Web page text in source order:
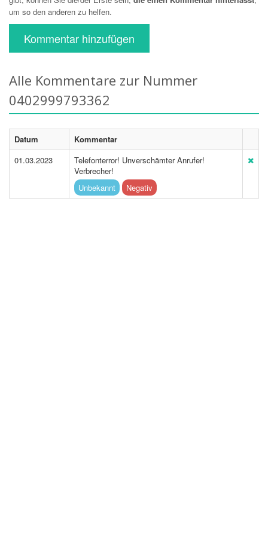
um so den anderen zu helfen.
Kommentar hinzufügen
Alle Kommentare zur Nummer
0402999793362
Datum
Kommentar
01.03.2023
Telefonterror! Unverschämter Anrufer!
Verbrecher!
Unbekannt
Negativ